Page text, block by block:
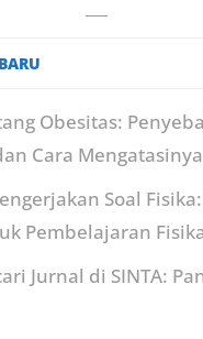
Obesitas:
Cara Mengatasinya
Soal
Pembelajaran
Jurnal di SINTA: